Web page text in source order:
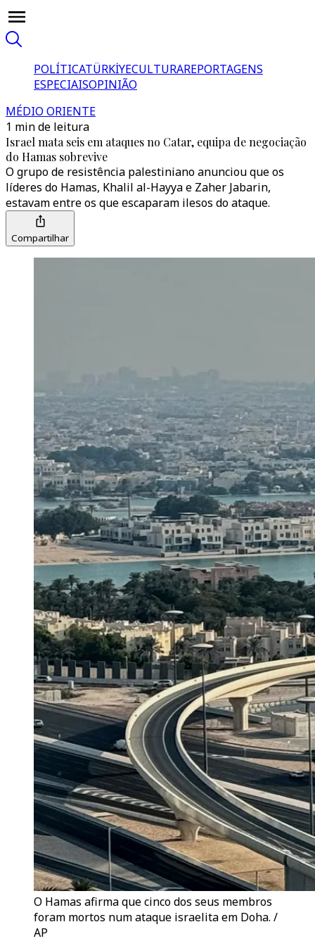
POLÍTICATÜRKİYECULTURAREPORTAGENS
ESPECIAISOPINIÃO
MÉDIO ORIENTE
1 min de leitura
Israel mata seis em ataques no Catar, equipa de negociação
do Hamas sobrevive
O grupo de resistência palestiniano anunciou que os
líderes do Hamas, Khalil al-Hayya e Zaher Jabarin,
estavam entre os que escaparam ilesos do ataque.
Compartilhar
O Hamas afirma que cinco dos seus membros
foram mortos num ataque israelita em Doha. /
AP